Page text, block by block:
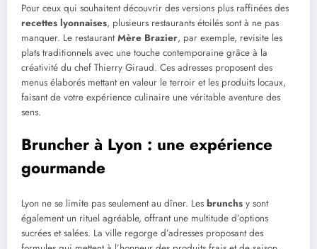
Pour ceux qui souhaitent découvrir des versions plus raffinées des
recettes lyonnaises, plusieurs restaurants étoilés sont à ne pas
manquer. Le restaurantMère Brazier, par exemple, revisite les
plats traditionnels avec une touche contemporaine grâce à la
créativité du chef Thierry Giraud. Ces adresses proposent des
menus élaborés mettant en valeur le terroir et les produits locaux,
faisant de votre expérience culinaire une véritable aventure des
sens.
Bruncher à Lyon : une expérience
gourmande
Lyon ne se limite pas seulement au dîner. Les brunchs y sont
également un rituel agréable, offrant une multitude d’options
sucrées et salées. La ville regorge d’adresses proposant des